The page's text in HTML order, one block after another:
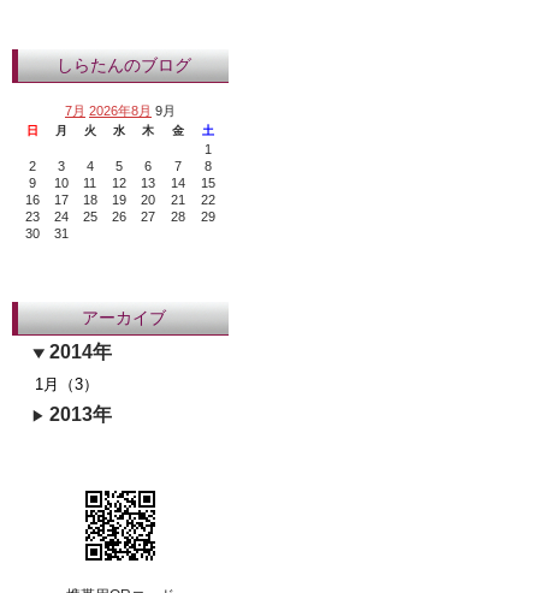
しらたんのブログ
7月 2026年8月 9月
日 月 火 水 木 金 土
1
2
3 4 5 6 7
8
9
10 11 12 13 14
15
16
17 18 19 20 21
22
23
24 25 26 27 28
29
30
31
アーカイブ
2014年
1月（3）
2013年